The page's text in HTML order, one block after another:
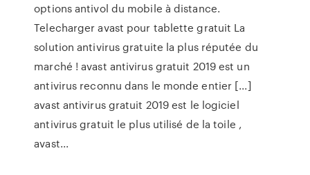
options antivol du mobile à distance.
Telecharger avast pour tablette gratuit La
solution antivirus gratuite la plus réputée du
marché ! avast antivirus gratuit 2019 est un
antivirus reconnu dans le monde entier [...]
avast antivirus gratuit 2019 est le logiciel
antivirus gratuit le plus utilisé de la toile ,
avast...